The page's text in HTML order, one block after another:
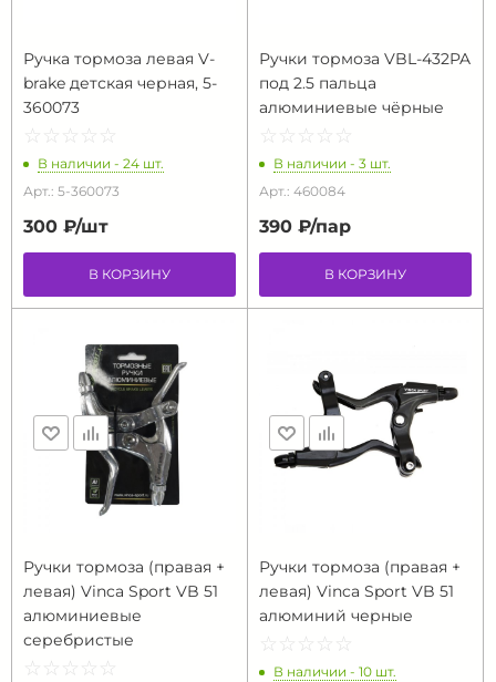
Ручка тормоза левая V-
brake детская черная, 5-
360073
☆ ☆ ☆ ☆ ☆
★ ★ ★ ★ ★
В наличии - 24 шт.
Арт.: 5-360073
300 ₽/шт
В КОРЗИНУ
Ручки тормоза VBL-432PA
под 2.5 пальца
алюминиевые чёрные
☆ ☆ ☆ ☆ ☆
★ ★ ★ ★ ★
В наличии - 3 шт.
Арт.: 460084
390 ₽/пар
В КОРЗИНУ
Ручки тормоза (правая +
левая) Vinca Sport VB 51
алюминиевые
серебристые
☆ ☆ ☆ ☆ ☆
★ ★ ★ ★ ★
Ручки тормоза (правая +
левая) Vinca Sport VB 51
алюминий черные
☆ ☆ ☆ ☆ ☆
★ ★ ★ ★ ★
В наличии - 10 шт.